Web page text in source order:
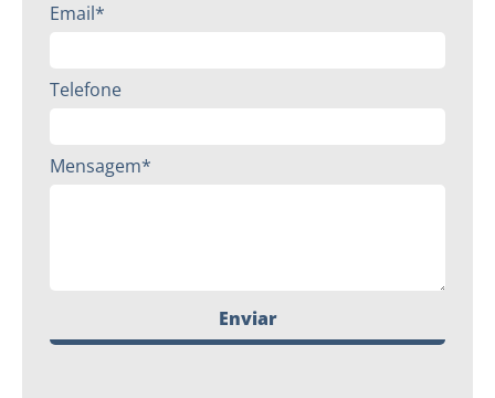
Email*
Telefone
Mensagem*
Enviar